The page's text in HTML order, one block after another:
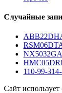
Случайные
110-99-
Сайт использует